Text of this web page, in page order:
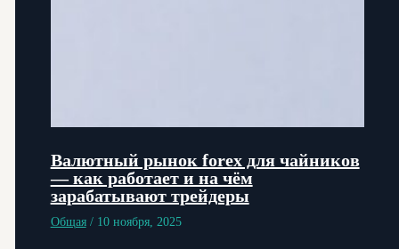
Валютный рынок forex для чайников
— как работает и на чём
зарабатывают трейдеры
Общая/ 10 ноября, 2025